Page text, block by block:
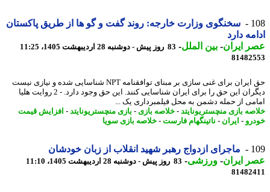
سخنگوی وزارت خارجه: روند گفت و گو ها از طریق پاکستان
دارد
ایران- بین الملل-83 روز پیش - دوشنبه 28 اردیبهشت 1405، 11:25
حق ایران برای غنی سازی بر مبنای توافقنامه NPT شناسایی شده و نیازی نیست
دیگران این حق را برای ایران شناسایی کنند. این حق وجود دارد. - 2 روایت هلیا
از حمله دشمن به محل فیلمبرداری یک ...
بازی منچستریونایتد-خلاصه بازی - بازی منچستریونایتد-افزایش قیمت
-ایران - ناتینگهام فارست -خلاصه بازی سویا
ماجرای ازدواج رهبر شهید انقلاب از زبان خودشان
ایران- ورزشی-83 روز پیش - دوشنبه 28 اردیبهشت 1405، 11:10